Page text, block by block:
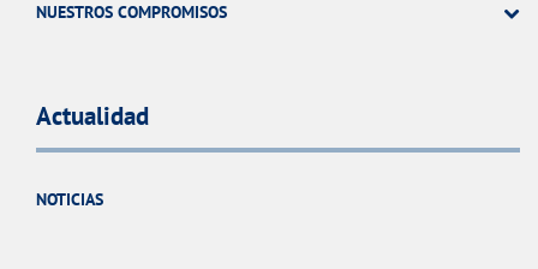
NUESTROS COMPROMISOS
Actualidad
NOTICIAS